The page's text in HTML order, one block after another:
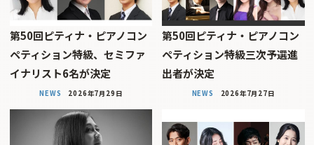
第50回ピティナ・ピアノコン
ペティション特級、セミファ
イナリスト6名が決定
NEWS 2026年7月29日
第50回ピティナ・ピアノコン
ペティション特級三次予選進
出者が決定
NEWS 2026年7月27日